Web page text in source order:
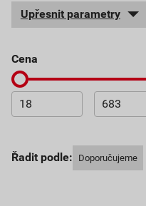
Upřesnit parametry
cena
Řadit podle: Doporučujeme